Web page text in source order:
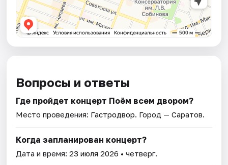
Вопросы и ответы
Где пройдет концерт Поём всем двором?
Место проведения: Гастродвор. Город — Саратов.
Когда запланирован концерт?
Дата и время:23 июля 2026 • четверг.